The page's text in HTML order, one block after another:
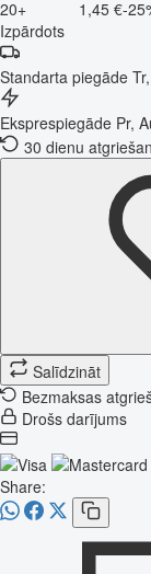
20+
1,45 €-
Izpārdots
Standarta piegāde
Eksprespiegāde Pr,
30 dienu
Salīdzināt
Bezmaksas
Drošs darījums
Share: